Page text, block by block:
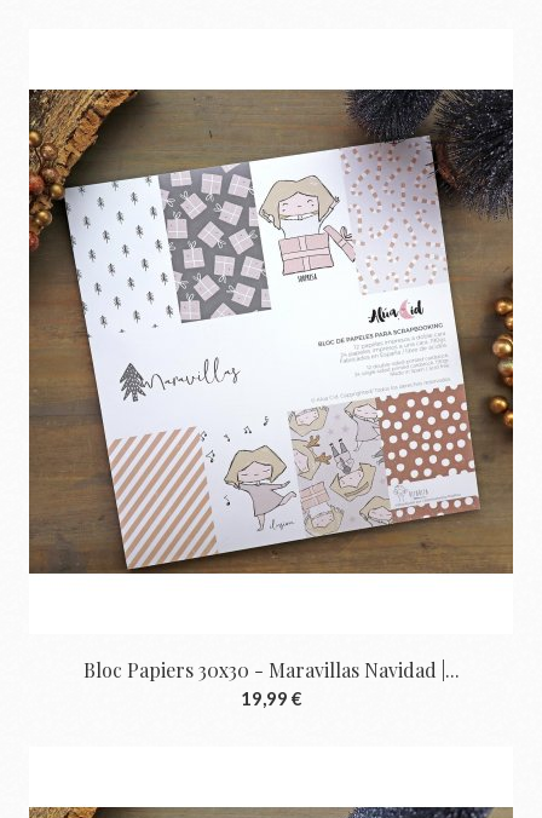
Bloc Papiers 30x30 - Maravillas Navidad |...
19,99 €